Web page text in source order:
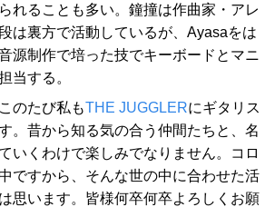
れることも多い。鐘撞は作曲家・アレ
は裏方で活動しているが、Ayasaをは
源制作で培った技でキーボードとマニ
当する。
のたび私もTHE JUGGLERにギタリス
。昔から知る気の合う仲間たちと、名
いくわけで楽しみでなりません。コロ
ですから、そんな世の中に合わせた活
思います。皆様何卒何卒よろしくお願